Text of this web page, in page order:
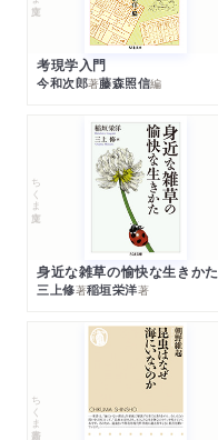
考現学入門
今和次郎著藤森照信編
ちくま文庫
身近な雑草の愉快な生きかた
三上修著稲垣栄洋著
ちくま新書